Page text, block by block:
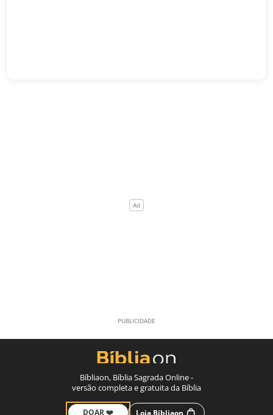
Bíbliaon, Bíblia Sagrada Online -
versão completa e gratuita da Bíblia
DOAR ❤️ Loja Bíbliaon